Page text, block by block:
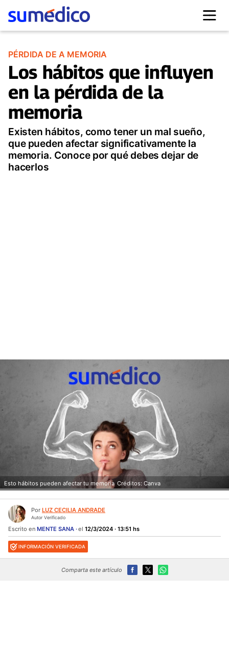
PÉRDIDA DE A MEMORIA
Los hábitos que influyen
en la pérdida de la
memoria
Existen hábitos, como tener un mal sueño,
que pueden afectar significativamente la
memoria. Conoce por qué debes dejar de
hacerlos
Esto hábitos pueden afectar tu memoria Créditos: Canva
Por LUZ CECILIA ANDRADE
Autor Verificado
Escrito en MENTE SANA el 12/3/2024 · 13:51 hs
INFORMACIÓN VERIFICADA
Comparta este artículo